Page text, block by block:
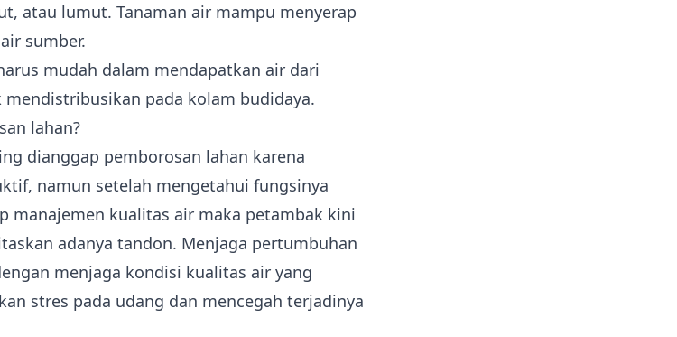
atau lumut. Tanaman air mampu menyerap
sumber.
mudah dalam mendapatkan air dari
pada kolam budidaya.
lahan?
dianggap pemborosan lahan karena
namun setelah mengetahui fungsinya
manajemen kualitas air maka petambak kini
adanya tandon. Menjaga pertumbuhan
menjaga kondisi kualitas air yang
stres pada udang dan mencegah terjadinya